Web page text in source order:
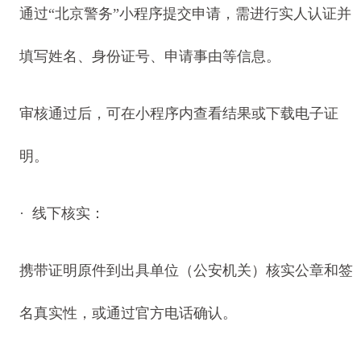
通过“北京警务”小程序提交申请，需进行实人认证并
填写姓名、身份证号、申请事由等信息。
审核通过后，可在小程序内查看结果或下载电子证
明。
· 线下核实：
携带证明原件到出具单位（公安机关）核实公章和签
名真实性，或通过官方电话确认。